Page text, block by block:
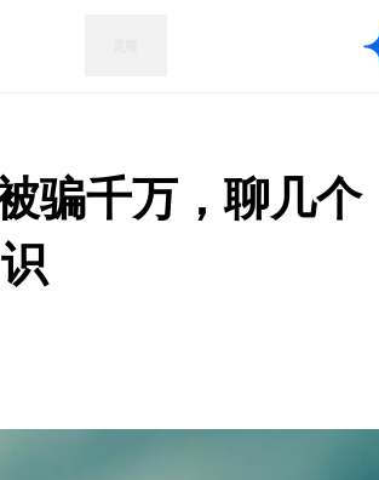
骗千万，聊几个